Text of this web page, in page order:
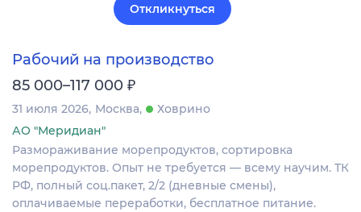
Откликнуться
Рабочий на производство
85 000–117 000 ₽
31 июля 2026 Москва
Ховрино
АО "Меридиан"
Размораживание морепродуктов, сортировка
морепродуктов. Опыт не требуется — всему научим. ТК
РФ, полный соц.пакет, 2/2 (дневные смены),
оплачиваемые переработки, бесплатное питание.